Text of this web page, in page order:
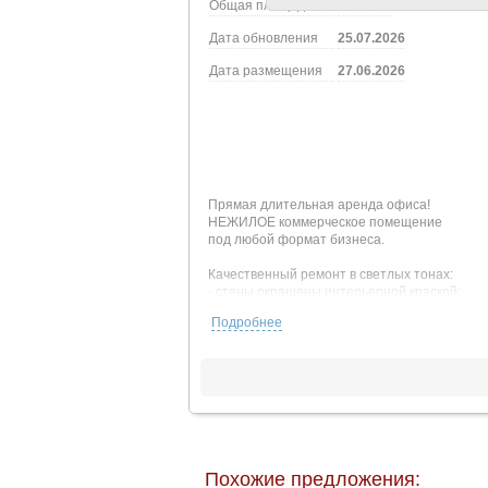
Общая площадь
Дата обновления 25.07.2026
Дата размещения 27.06.2026
Прямая длительная аренда офиса!
НЕЖИЛОЕ коммерческое помещение
под любой формат бизнеса.
Качественный ремонт в светлых тонах:
- стены окрашены интерьерной краской;
- ламинат высокой прочности;
- электрическая мощность с запасом.
На территории здания доступны лобби,
Подробнее
Похожие предложения: